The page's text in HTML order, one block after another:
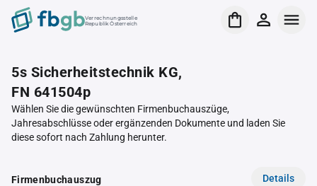
Verrechnungsstelle
Republik Österreich
5s Sicherheitstechnik KG,
FN 641504p
Wählen Sie die gewünschten Firmenbuchauszüge,
Jahresabschlüsse oder ergänzenden Dokumente und laden Sie
diese sofort nach Zahlung herunter.
Firmenbuchauszug Details